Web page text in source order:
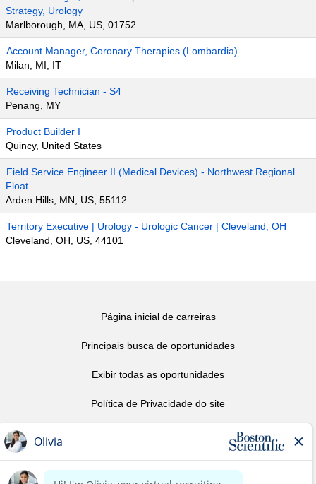
Strategy, Urology
Marlborough, MA, US, 01752
Account Manager, Coronary Therapies (Lombardia)
Milan, MI, IT
Receiving Technician - S4
Penang, MY
Product Builder I
Quincy, United States
Field Service Engineer II (Medical Devices) - Northwest Regional
Float
Arden Hills, MN, US, 55112
Territory Executive | Urology - Urologic Cancer | Cleveland, OH
Cleveland, OH, US, 44101
Página inicial de carreiras
Principais busca de oportunidades
Exibir todas as oportunidades
Política de Privacidade do site
Aviso de Direitos Autorais